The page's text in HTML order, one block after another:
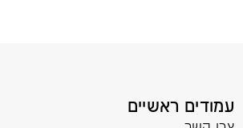
עמודים ראשיים